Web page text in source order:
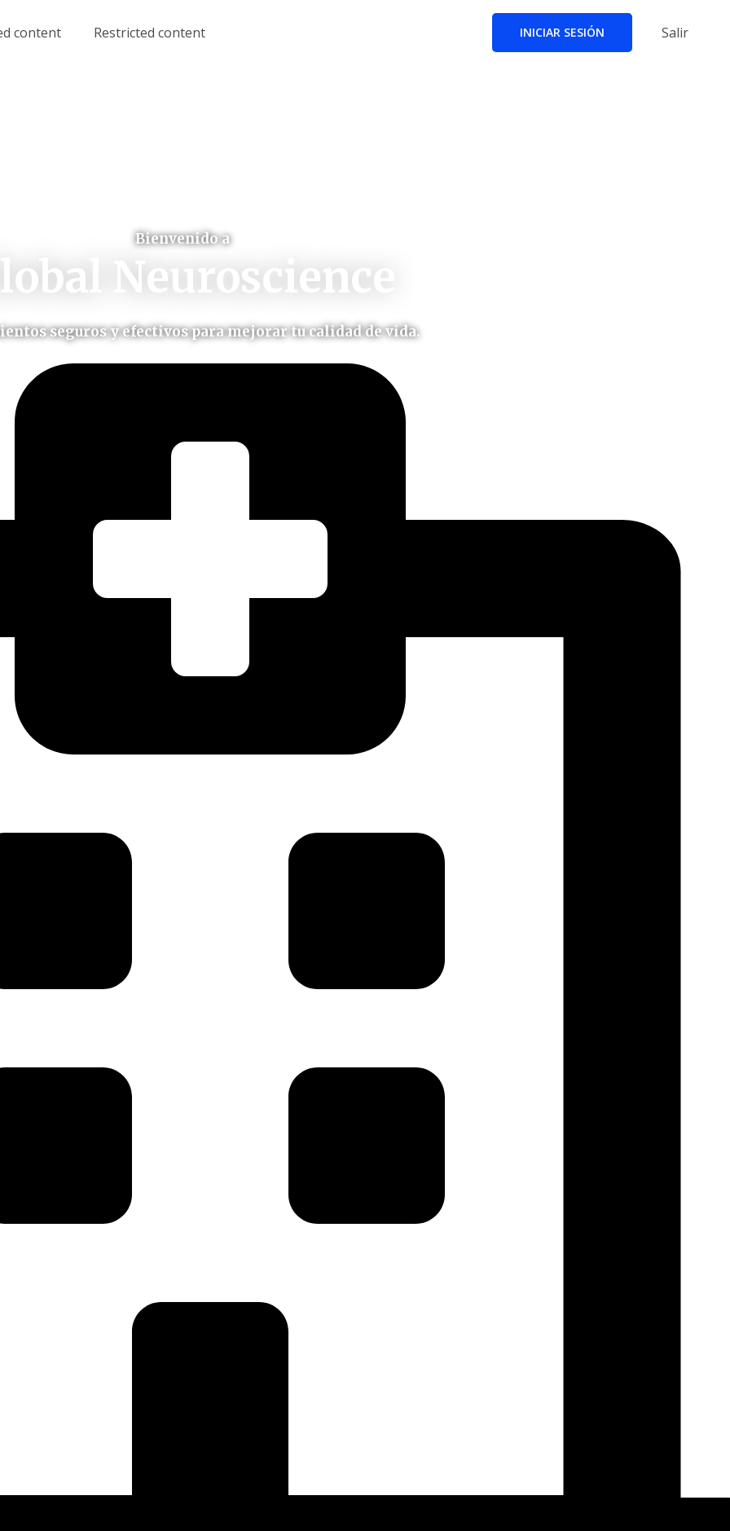
content Restricted content INICIAR SESIÓN Salir
Bienvenido a
Neuroscience
seguros y efectivos para mejorar tu calidad de vida.